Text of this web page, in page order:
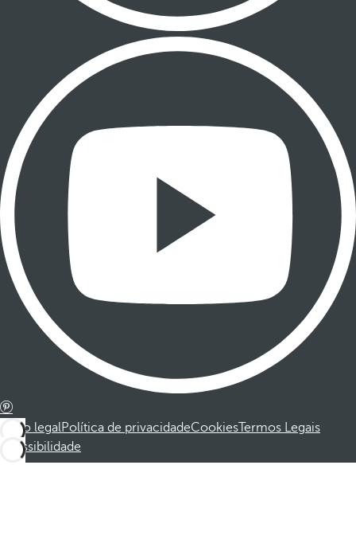
Aviso legalPolítica de privacidadeCookiesTermos Legais
Acessibilidade